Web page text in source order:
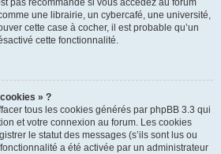
pas recommandé si vous accédez au forum
une librairie, un cybercafé, une université,
cette case à cocher, il est probable qu’un
cette fonctionnalité.
» ?
tous les cookies générés par phpBB 3.3 qui
et votre connexion au forum. Les cookies
le statut des messages (s’ils sont lus ou
a été activée par un administrateur